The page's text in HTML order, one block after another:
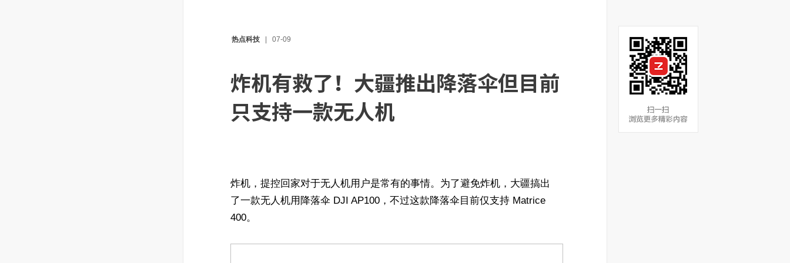
热点科技 07-09
炸机有救了！大疆推出降落伞但目前
只支持一款无人机
炸机，提控回家对于无人机用户是常有的事情。为了避免炸机，大疆搞出
了一款无人机用降落伞 DJI AP100，不过这款降落伞目前仅支持 Matrice
400。